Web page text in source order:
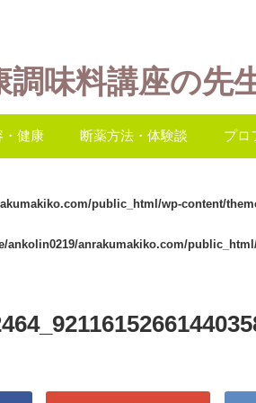
調味料講座の
・健康 断薬方法・体験談 プロ
public_html/wp-content/
ankolin0219/anrakumakiko.com/